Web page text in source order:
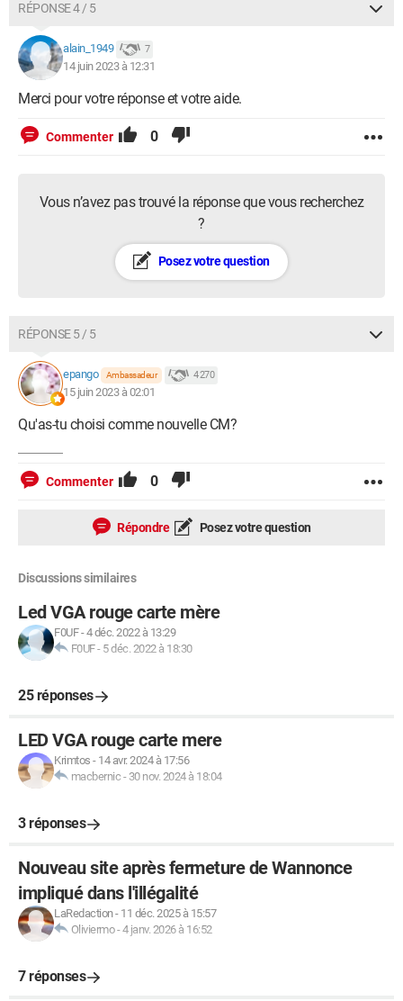
RÉPONSE 4 / 5
alain_1949 7
14 juin 2023 à 12:31
Merci pour votre réponse et votre aide.
Commenter 0
Vous n’avez pas trouvé la réponse que vous recherchez
?
Posez votre question
RÉPONSE 5 / 5
epango Ambassadeur 4 270
15 juin 2023 à 02:01
Qu'as-tu choisi comme nouvelle CM?
Commenter 0
Répondre Posez votre question
Discussions similaires
Led VGA rouge carte mère
F0UF-4 déc. 2022 à 13:29
F0UF- 5 déc. 2022 à 18:30
25 réponses
LED VGA rouge carte mere
Krimtos - 14 avr. 2024 à 17:56
macbernic - 30 nov. 2024 à 18:04
3 réponses
Nouveau site après fermeture de Wannonce
impliqué dans l'illégalité
LaRedaction- 11 déc. 2025 à 15:57
Oliviermo-4 janv. 2026 à 16:52
7 réponses